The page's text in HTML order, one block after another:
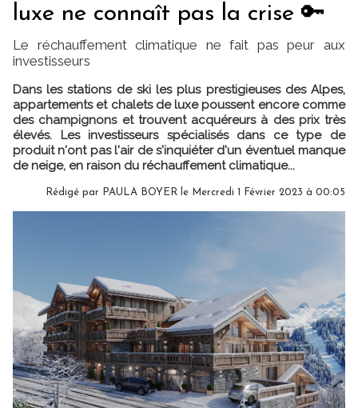
luxe ne connaît pas la crise 🔑
Le réchauffement climatique ne fait pas peur aux
investisseurs
Dans les stations de ski les plus prestigieuses des Alpes,
appartements et chalets de luxe poussent encore comme
des champignons et trouvent acquéreurs à des prix très
élevés. Les investisseurs spécialisés dans ce type de
produit n'ont pas l'air de s'inquiéter d'un éventuel manque
de neige, en raison du réchauffement climatique...
Rédigé par PAULA BOYER le Mercredi 1 Février 2023 à 00:05